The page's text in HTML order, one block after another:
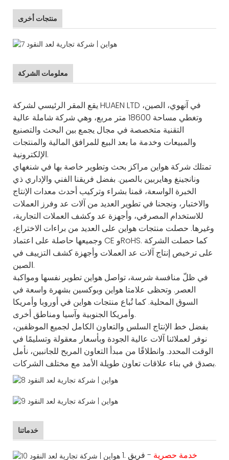
منتجات أخرى
معلومات الشركة
يقع المقر الرئيسي لشركة HUAEN LTD في آنهوي، الصين،
وتغطي مساحة 18600 متر مربع، وهي شركة شاملة عالية
التقنية متخصصة في مجال يجمع بين البحث والتصنيع
والمبيعات وخدمة ما بعد البيع للمرافق المالية والمنتجات
الإلكترونية.
تمتلك شركة هواين مراكز بحث وتطوير خاصة بها في شنغهاي
ونانجينغ وهايربين بالصين. بفضل فريقنا الفني والإداري ذي
الخبرة الواسعة، قمنا بشراء وتركيب أحدث معدات الإنتاج
والاختبار، ونجحنا في تطوير العديد من آلات عد وفرز العملات
للاستخدام المصرفي، وأجهزة عد وكشف العملات التجارية،
وغيرها. حصلت منتجات هواين على العديد من براءات الاختراع،
وجميعها حاصلة على اعتماد CE وRoHS. كما حصلت الشركة
على ترخيص إنتاج آلات عد العملات وأجهزة كشف التزييف في
الصين.
في ظلّ منافسة شرسة، تواصل هواين تطوير نفسها ومواكبة
العصر. وتحظى علامتا هواين وبوكسين بشهرة واسعة في
السوق المحلية. كما تُباع منتجات هواين في أوروبا وأمريكا
وأمريكا الجنوبية وآسيا ومناطق أخرى.
بفضل خط الإنتاج السلس والتعاون الكامل لجميع الموظفين،
نوفر لعملائنا آلات عالية الجودة وبأسعار معقولة وتسليمًا في
الوقت المحدد. وانطلاقًا من مبدأ التعاون المربح للجانبين، نأمل
بصدق في بناء علاقات تعاون طويلة الأمد مع مختلف الشركات.
خدماتنا
1. خدمة حصرية - فريق